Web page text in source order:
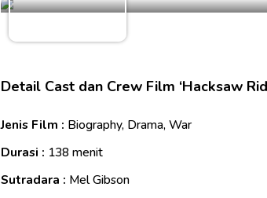
Ultraman Decker Finale: Journey to
Venom The Last Dance BD Subtitle
Spider-Noir Subtitle Indonesia
Captain America: Brave New World
Detail Cast dan Crew Film ‘Hacksaw
Jenis Film : Biography, Drama, War
Durasi : 138 menit
Sutradara : Mel Gibson